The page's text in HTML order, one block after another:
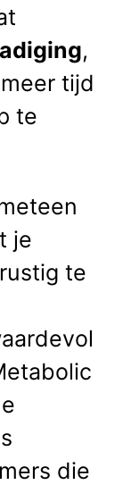
,
tijd
te
je
te
die